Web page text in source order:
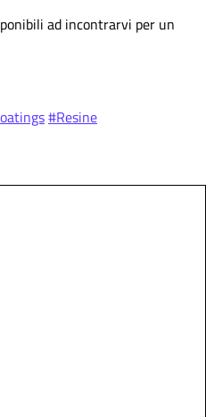
ad incontrarvi per un
hashtag
#Resine